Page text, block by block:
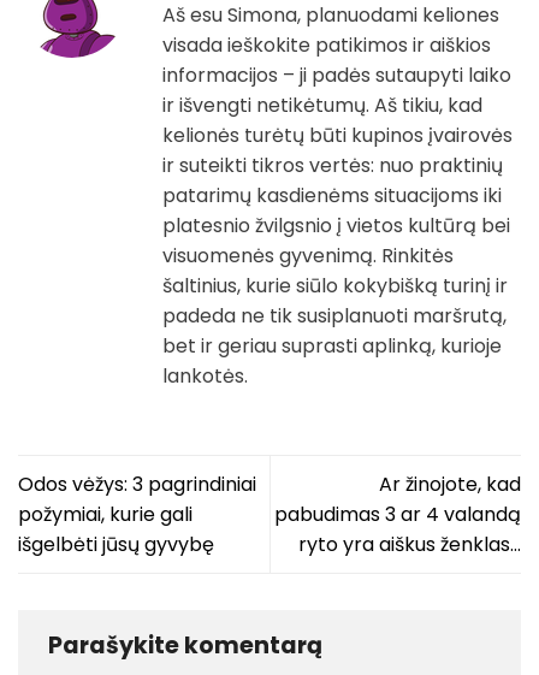
Aš esu Simona, planuodami keliones
visada ieškokite patikimos ir aiškios
informacijos – ji padės sutaupyti laiko
ir išvengti netikėtumų. Aš tikiu, kad
kelionės turėtų būti kupinos įvairovės
ir suteikti tikros vertės: nuo praktinių
patarimų kasdienėms situacijoms iki
platesnio žvilgsnio į vietos kultūrą bei
visuomenės gyvenimą. Rinkitės
šaltinius, kurie siūlo kokybišką turinį ir
padeda ne tik susiplanuoti maršrutą,
bet ir geriau suprasti aplinką, kurioje
lankotės.
Odos vėžys: 3 pagrindiniai
požymiai, kurie gali
išgelbėti jūsų gyvybę
Ar žinojote, kad
pabudimas 3 ar 4 valandą
ryto yra aiškus ženklas…
Parašykite komentarą